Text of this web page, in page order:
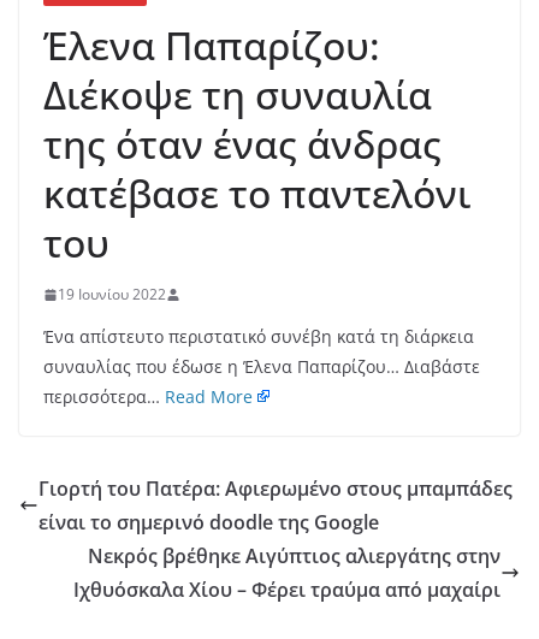
Έλενα Παπαρίζου:
Διέκοψε τη συναυλία
της όταν ένας άνδρας
κατέβασε το παντελόνι
του
19 Ιουνίου 2022
Ένα απίστευτο περιστατικό συνέβη κατά τη διάρκεια
συναυλίας που έδωσε η Έλενα Παπαρίζου… Διαβάστε
περισσότερα… Read More
Γιορτή του Πατέρα: Αφιερωμένο στους μπαμπάδες
είναι το σημερινό doodle της Google
Νεκρός βρέθηκε Αιγύπτιος αλιεργάτης στην
Ιχθυόσκαλα Χίου – Φέρει τραύμα από μαχαίρι